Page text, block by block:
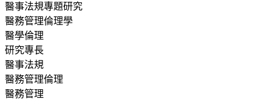
醫事法規專題研究
醫務管理倫理學
醫學倫理
研究專長
醫事法規
醫務管理倫理
醫務管理